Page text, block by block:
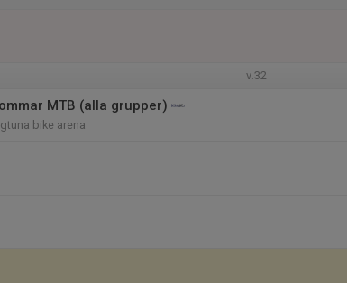
v.32
MTB (alla grupper)
bike arena